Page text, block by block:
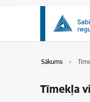
Sākums
Tīmekļa